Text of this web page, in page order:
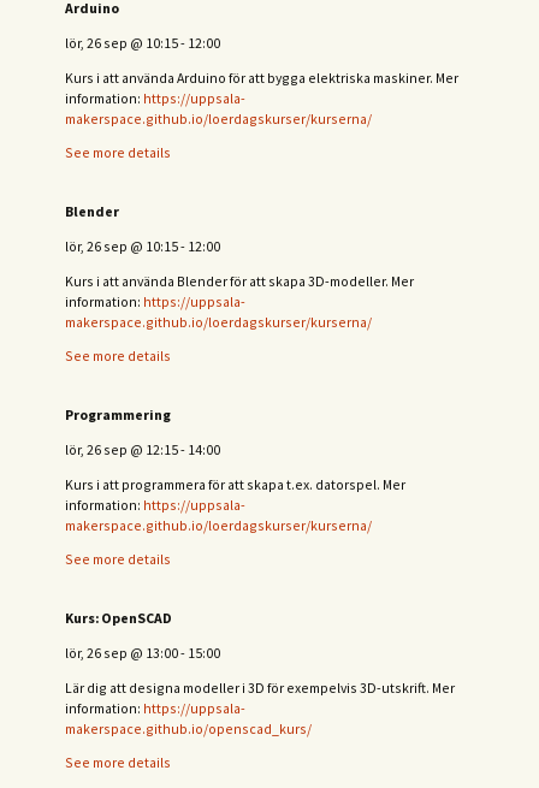
Arduino
lör, 26 sep @ 10:15- 12:00
Kurs i att använda Arduino för att bygga elektriska maskiner. Mer
information: https://uppsala-
makerspace.github.io/loerdagskurser/kurserna/
See more details
Blender
lör, 26 sep @ 10:15- 12:00
Kurs i att använda Blender för att skapa 3D-modeller. Mer
information: https://uppsala-
makerspace.github.io/loerdagskurser/kurserna/
See more details
Programmering
lör, 26 sep @ 12:15- 14:00
Kurs i att programmera för att skapa t.ex. datorspel. Mer
information: https://uppsala-
makerspace.github.io/loerdagskurser/kurserna/
See more details
Kurs: OpenSCAD
lör, 26 sep @ 13:00- 15:00
Lär dig att designa modeller i 3D för exempelvis 3D-utskrift. Mer
information: https://uppsala-
makerspace.github.io/openscad_kurs/
See more details